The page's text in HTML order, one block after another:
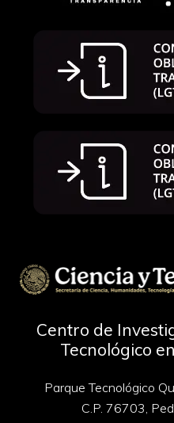
Centro de
Tecnológico
Parque Tecnológico
C.P. 76703,